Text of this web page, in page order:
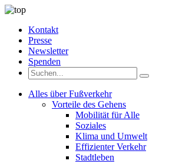
Kontakt
Presse
Newsletter
Spenden
Alles über Fußverkehr
Vorteile des Gehens
Mobilität für Alle
Soziales
Klima und Umwelt
Effizienter Verkehr
Stadtleben